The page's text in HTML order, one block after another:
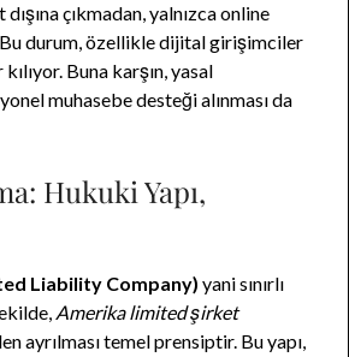
çıkmadan, yalnızca online
durum, özellikle dijital girişimciler
Buna karşın, yasal
muhasebe desteği alınması da
Hukuki Yapı,
Liability Company) yani sınırlı
Amerika limited şirket
ayrılması temel prensiptir. Bu yapı,